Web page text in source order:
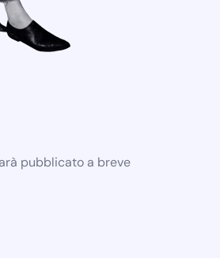
pubblicato a breve